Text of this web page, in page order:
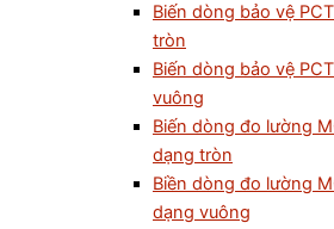
Biến dòng bảo vệ
tròn
Biến dòng bảo vệ
vuông
Biến dòng đo lường
dạng tròn
Biền dòng đo lường
dạng vuông